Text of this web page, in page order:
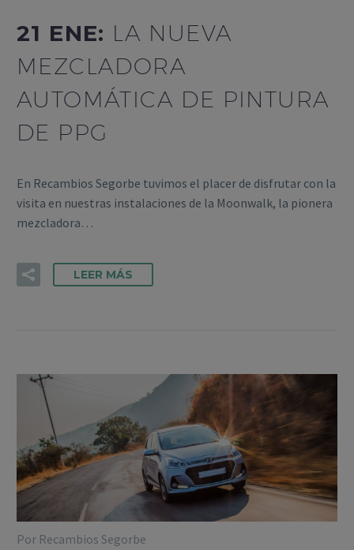
21 ENE: LA NUEVA
MEZCLADORA
AUTOMÁTICA DE PINTURA
DE PPG
En Recambios Segorbe tuvimos el placer de disfrutar con la
visita en nuestras instalaciones de la Moonwalk, la pionera
mezcladora…
LEER MÁS
Por Recambios Segorbe